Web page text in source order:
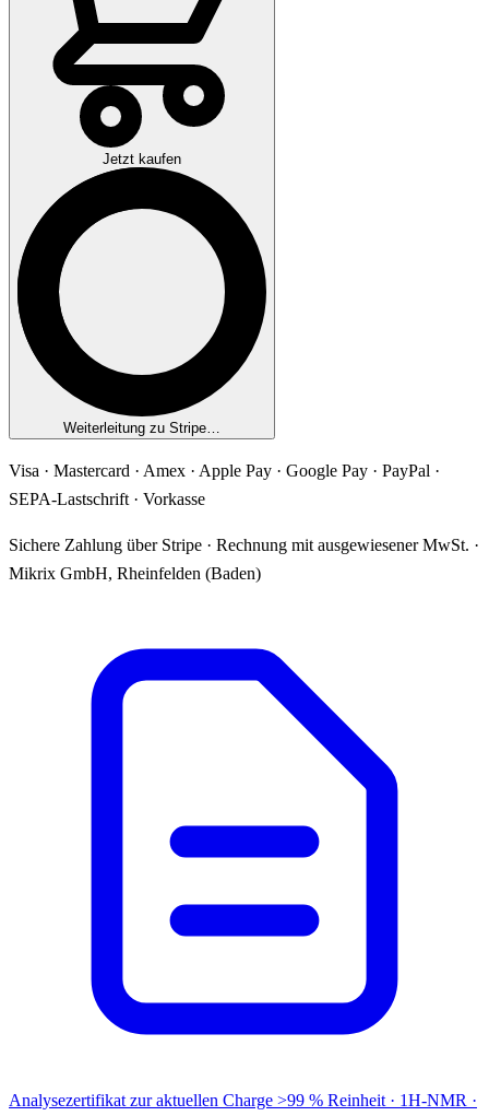
Jetzt kaufen
Weiterleitung zu Stripe…
Visa · Mastercard · Amex · Apple Pay · Google Pay · PayPal ·
SEPA-Lastschrift · Vorkasse
Sichere Zahlung über Stripe · Rechnung mit ausgewiesener MwSt. ·
Mikrix GmbH, Rheinfelden (Baden)
Analysezertifikat zur aktuellen Charge >99 % Reinheit · 1H-NMR ·